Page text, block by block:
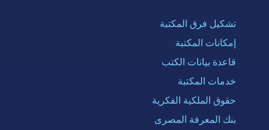
تشكيل فرق المكتبة
إمكانات المكتبة
قاعدة بيانات الكتب
خدمات المكتبة
حقوق الملكية الفكرية
بنك المعرفة المصرى